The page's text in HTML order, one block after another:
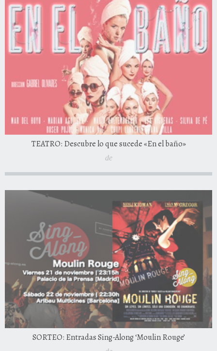
TEATRO: Descubre lo que sucede «En el baño»
de
SORTEO: Entradas Sing-Along ‘Moulin Rouge’